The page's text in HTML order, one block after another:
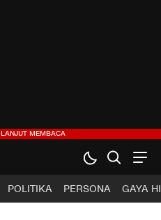
POLITIKA PERSONA GAYA